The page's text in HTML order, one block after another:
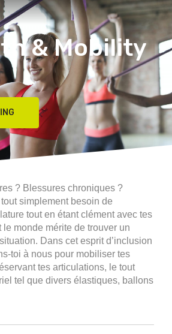
& Mobility
? Blessures chroniques ?
simplement besoin de
tout en étant clément avec tes
le monde mérite de trouver un
Dans cet esprit d’inclusion
toi à nous pour mobiliser tes
tes articulations, le tout
tel que divers élastiques, ballons